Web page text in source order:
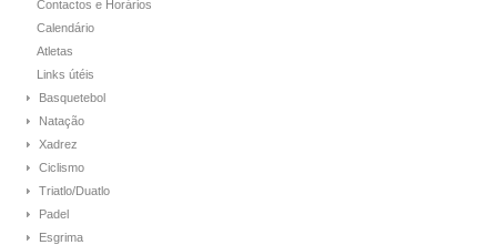
Contactos e Horários
Calendário
Atletas
Links útéis
Basquetebol
Natação
Xadrez
Ciclismo
Triatlo/Duatlo
Padel
Esgrima